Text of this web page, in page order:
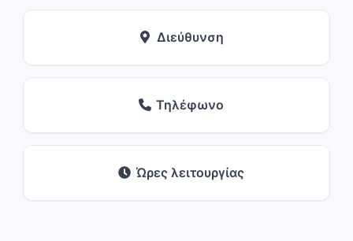
Διεύθυνση
Τηλέφωνο
Ώρες λειτουργίας